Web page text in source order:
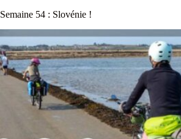
Semaine 54 : Slovénie !